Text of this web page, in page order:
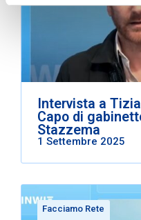
Intervista a
Capo di
Stazzema
1 Settembre 2025
Facciamo Rete